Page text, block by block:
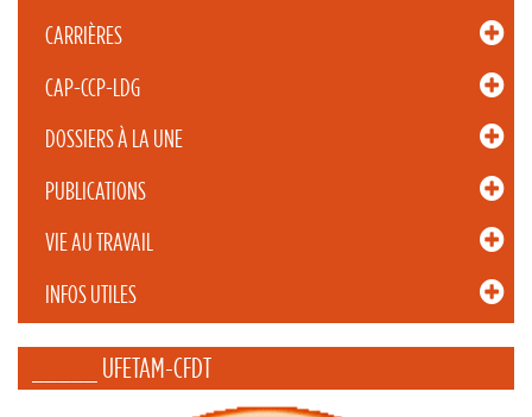
CARRIÈRES
CAP-CCP-LDG
DOSSIERS À LA UNE
PUBLICATIONS
VIE AU TRAVAIL
INFOS UTILES
_____ UFETAM-CFDT